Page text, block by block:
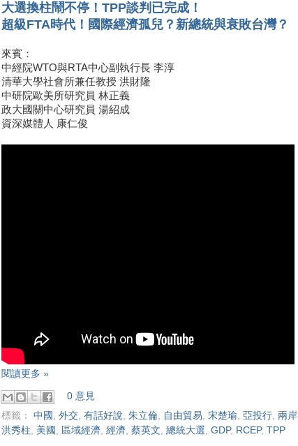
大選換柱鬧不停！TPP談判已完成！
超級FTA時代！國際經濟孤兒？新總統與衰敗台灣？
來賓：
中經院WTO與RTA中心副執行長 李淳
清華大學社會所兼任教授 洪財隆
中研院歐美所研究員 林正義
政大國關中心研究員 湯紹成
資深媒體人 康仁俊
閱讀更多 »
0 意見
標籤： 中國 外交 有話好說 朱立倫 自由貿易 宋楚瑜 亞投行 兩岸
洪秀柱
美國 區域經濟 經濟 蔡英文 總統大選 GDP, RCEP, TPP